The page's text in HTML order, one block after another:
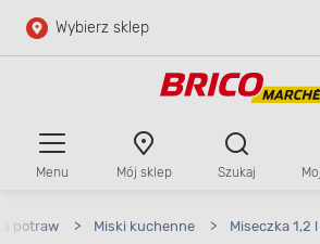
Przejdź do głównej zawartości
Wybierz sklep
Menu Mój sklep Szukaj
potraw > Miski kuchenne > Miseczka 1,2